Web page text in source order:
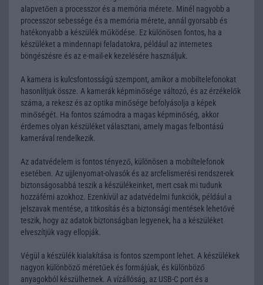
alapvetően a processzor és a memória mérete. Minél nagyobb a
processzor sebessége és a memória mérete, annál gyorsabb és
hatékonyabb a készülék működése. Ez különösen fontos, ha a
készüléket a mindennapi feladatokra, például az internetes
böngészésre és az e-mail-ek kezelésére használjuk.
A kamera is kulcsfontosságú szempont, amikor a mobiltelefonokat
hasonlítjuk össze. A kamerák képminősége változó, és az érzékelők
száma, a rekesz és az optika minősége befolyásolja a képek
minőségét. Ha fontos számodra a magas képminőség, akkor
érdemes olyan készüléket választani, amely magas felbontású
kamerával rendelkezik.
Az adatvédelem is fontos tényező, különösen a mobiltelefonok
esetében. Az ujjlenyomat-olvasók és az arcfelismerési rendszerek
biztonságosabbá teszik a készülékeinket, mert csak mi tudunk
hozzáférni azokhoz. Ezenkívül az adatvédelmi funkciók, például a
jelszavak mentése, a titkosítás és a biztonsági mentések lehetővé
teszik, hogy az adatok biztonságban legyenek, ha a készüléket
elveszítjük vagy ellopják.
Végül a készülék kialakítása is fontos szempont lehet. A készülékek
nagyon különböző méretűek és formájúak, és különböző
anyagokból készülhetnek. A vízállóság, az USB-C port és a